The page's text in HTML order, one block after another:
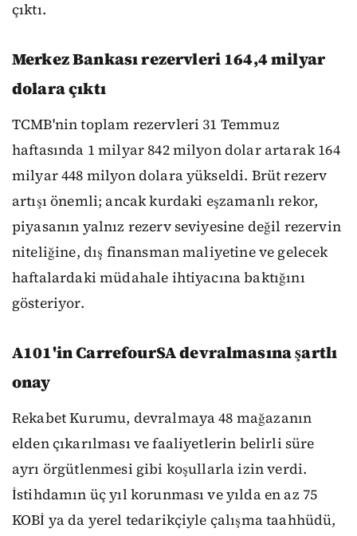
çıktı.
Merkez Bankası rezervleri 164,4 milyar
dolara çıktı
TCMB'nin toplam rezervleri 31 Temmuz
haftasında 1 milyar 842 milyon dolar artarak 164
milyar 448 milyon dolara yükseldi. Brüt rezerv
artışı önemli; ancak kurdaki eşzamanlı rekor,
piyasanın yalnız rezerv seviyesine değil rezervin
niteliğine, dış finansman maliyetine ve gelecek
haftalardaki müdahale ihtiyacına baktığını
gösteriyor.
A101'in CarrefourSA devralmasına şartlı
onay
Rekabet Kurumu, devralmaya 48 mağazanın
elden çıkarılması ve faaliyetlerin belirli süre
ayrı örgütlenmesi gibi koşullarla izin verdi.
İstihdamın üç yıl korunması ve yılda en az 75
KOBİ ya da yerel tedarikçiyle çalışma taahhüdü,